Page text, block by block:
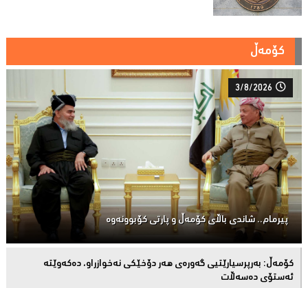
کۆمەڵ
3/8/2026
پیرمام.. شاندی باڵای كۆمه‌ڵ و پارتی كۆبوونه‌وه‌
كۆمەڵ: بەرپرسیارێتیی گەورەی هەر دۆخێکی نەخوازراو، دەكەوێتە
ئەستۆی دەسەڵات